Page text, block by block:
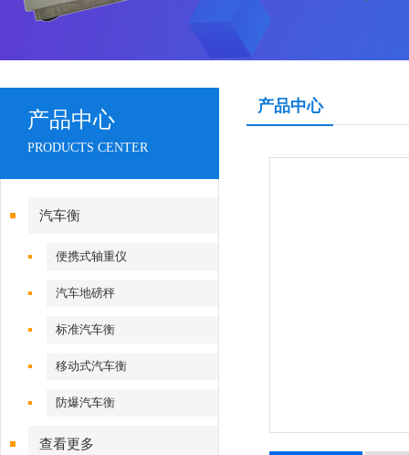
产品中心
PRODUCTS CENTER
汽车衡
便携式轴重仪
汽车地磅秤
标准汽车衡
移动式汽车衡
防爆汽车衡
查看更多
产品中心